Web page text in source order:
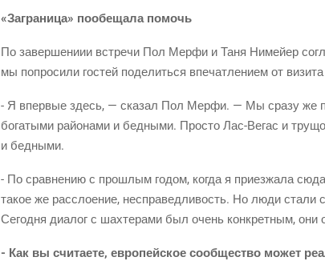
«Загра­ни­ца» пообе­ща­ла помочь
По завер­ше­ни­ии встре­чи Пол Мер­фи и Таня Нимей­ер
мы попро­си­ли гостей поде­лить­ся впе­чат­ле­ни­ем от
- Я впер­вые здесь, — ска­зал Пол Мер­фи. — Мы сра­зу же
бога­ты­ми рай­о­на­ми и бед­ны­ми. Про­сто Лас-Вегас и
и бедными.
- По срав­не­нию с про­шлым годом, когда я при­ез­жа­ла
такое же рас­сло­е­ние, неспра­вед­ли­вость. Но люди ста­ли
Сего­дня диа­лог с шах­те­ра­ми был очень кон­крет­ным,
- Как вы счи­та­е­те, евро­пей­ское сооб­ще­ство может